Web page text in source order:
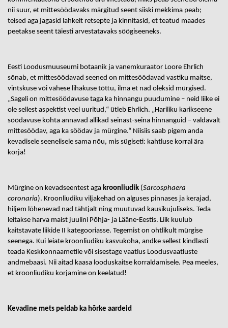
nii suur, et mittesöödavaks märgitud seent siiski mekkima peab;
teised aga jagasid lahkelt retsepte ja kinnitasid, et teatud maades
peetakse seent täiesti arvestatavaks söögiseeneks.
Eesti Loodusmuuseumi botaanik ja vanemkuraator Loore Ehrlich
sõnab, et mittesöödavad seened on mittesöödavad vastiku maitse,
vintskuse või vähese lihakuse tõttu, ilma et nad oleksid mürgised.
„Sageli on mittesöödavuse taga ka hinnangu puudumine – neid liike ei
ole sellest aspektist veel uuritud,“ ütleb Ehrlich. „Hariliku karikseene
söödavuse kohta annavad allikad seinast-seina hinnanguid – valdavalt
mittesöödav, aga ka söödav ja mürgine.“ Niisiis saab pigem anda
kevadisele seenelisele sama nõu, mis sügiseti: kahtluse korral ära
korja!
Mürgine on kevadseentest aga kroonliudik (Sarcosphaera
coronaria). Kroonliudiku viljakehad on alguses pinnases ja kerajad,
hiljem lõhenevad nad tähtjalt ning muutuvad kausikujuliseks. Teda
leitakse harva maist juulini Põhja- ja Lääne-Eestis. Liik kuulub
kaitstavate liikide II kategooriasse. Tegemist on ohtlikult mürgise
seenega. Kui leiate kroonliudiku kasvukoha, andke sellest kindlasti
teada Keskkonnaametile või sisestage vaatlus Loodusvaatluste
andmebaasi. Nii aitad kaasa looduskaitse korraldamisele. Pea meeles,
et kroonliudiku korjamine on keelatud!
Kevadine mets peidab ka hõrke aardeid